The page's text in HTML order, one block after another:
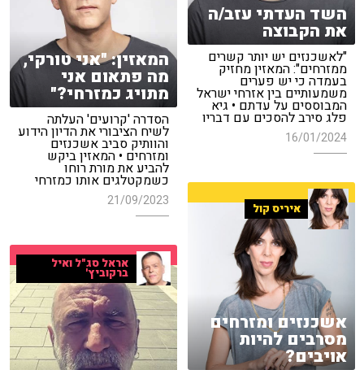
השד העדתי עזב/ה
את הקבוצה
"לאשכנזים יש יותר קשרים
ממזרחים": המאזין מחזיק
בעמדה כי יש פערים
משמעותיים בין אזרחי ישראל
המבוססים על עדתם • גיא
פלג סירב להסכים עם דבריו
16/01/2024
המאזין: "אני טורקי,
מה פתאום אני
מתויג כמזרחי?"
הסדרה 'קרועים' העלתה
לשיח הציבורי את הדיון הידוע
והוותיק סביב אשכנזים
ומזרחים • המאזין ביקש
להביע את מורת רוחו
כשמקטלגים אותו כמזרחי
21/09/2023
איריס קול
אשכנזים ומזרחים
מסרבים להיות
אויבים?
אראל סג"ל ואיל
ברקוביץ'